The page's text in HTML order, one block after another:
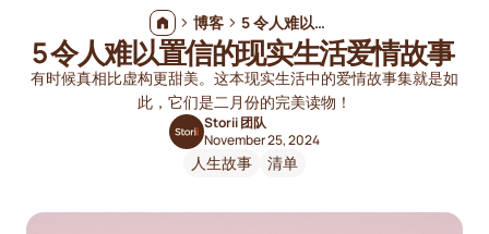
博客 5 令人难以置信的现实生活爱情故事
5 令人难以置信的现实生活爱情故事
有时候真相比虚构更甜美。这本现实生活中的爱情故事集就是如
此，它们是二月份的完美读物！
Storii 团队
November 25, 2024
人生故事 清单